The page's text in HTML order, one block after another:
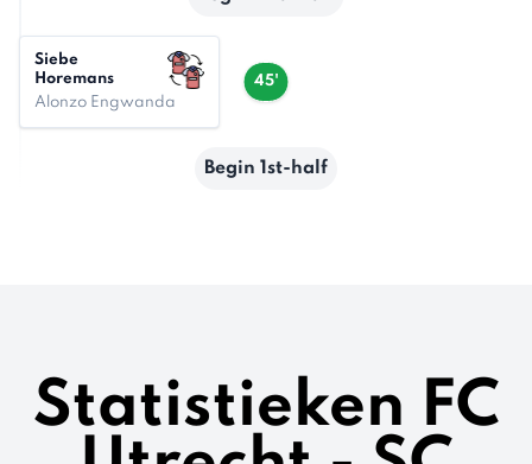
45'
Siebe
Horemans
Alonzo Engwanda
Begin 1st-half
Statistieken FC